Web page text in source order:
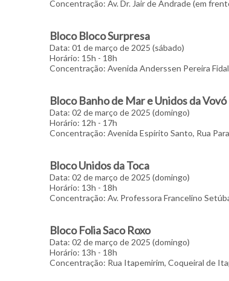
Concentração: Av. Dr. Jair de Andrade (em
Bloco Bloco Surpresa
Data: 01 de março de 2025 (sábado)
Horário: 15h - 18h
Concentração: Avenida Anderssen Pereira
Bloco Banho de Mar e Unidos da Vovó
Data: 02 de março de 2025 (domingo)
Horário: 12h - 17h
Concentração: Avenida Espírito Santo, Rua
Bloco Unidos da Toca
Data: 02 de março de 2025 (domingo)
Horário: 13h - 18h
Concentração: Av. Professora Francelino
Bloco Folia Saco Roxo
Data: 02 de março de 2025 (domingo)
Horário: 13h - 18h
Concentração: Rua Itapemirim, Coqueiral de